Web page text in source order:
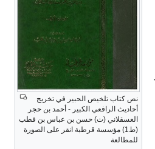
نص كتاب تلخيص الحبير في تخريج
أحاديث الرافعي الكبير - أحمد بن حجر
العسقلاني (ت) حسن بن عباس بن قطب
(ط1) مؤسسة قرطبة انقر على الصورة
للمطالعة